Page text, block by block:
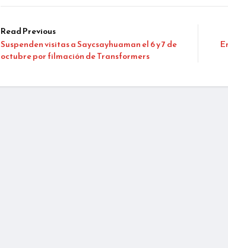
Read Previous
Suspenden visitas a Saycsayhuaman el 6 y 7 de
octubre por filmación de Transformers